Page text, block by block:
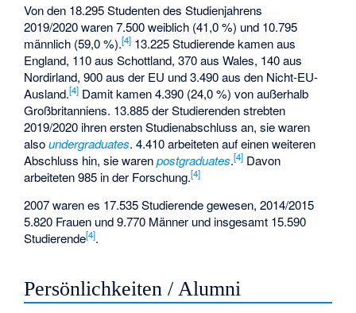
Von den 18.295 Studenten des Studienjahrens
2019/2020 waren 7.500 weiblich (41,0 %) und 10.795
männlich (59,0 %).[4] 13.225 Studierende kamen aus
England, 110 aus Schottland, 370 aus Wales, 140 aus
Nordirland, 900 aus der EU und 3.490 aus den Nicht-EU-
Ausland.[4] Damit kamen 4.390 (24,0 %) von außerhalb
Großbritanniens. 13.885 der Studierenden strebten
2019/2020 ihren ersten Studienabschluss an, sie waren
alsoundergraduates. 4.410 arbeiteten auf einen weiteren
Abschluss hin, sie warenpostgraduates.[4] Davon
arbeiteten 985 in der Forschung.[4]
2007 waren es 17.535 Studierende gewesen, 2014/2015
5.820 Frauen und 9.770 Männer und insgesamt 15.590
Studierende[4].
Persönlichkeiten / Alumni